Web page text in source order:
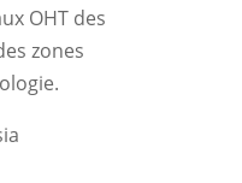
OHT des
zones